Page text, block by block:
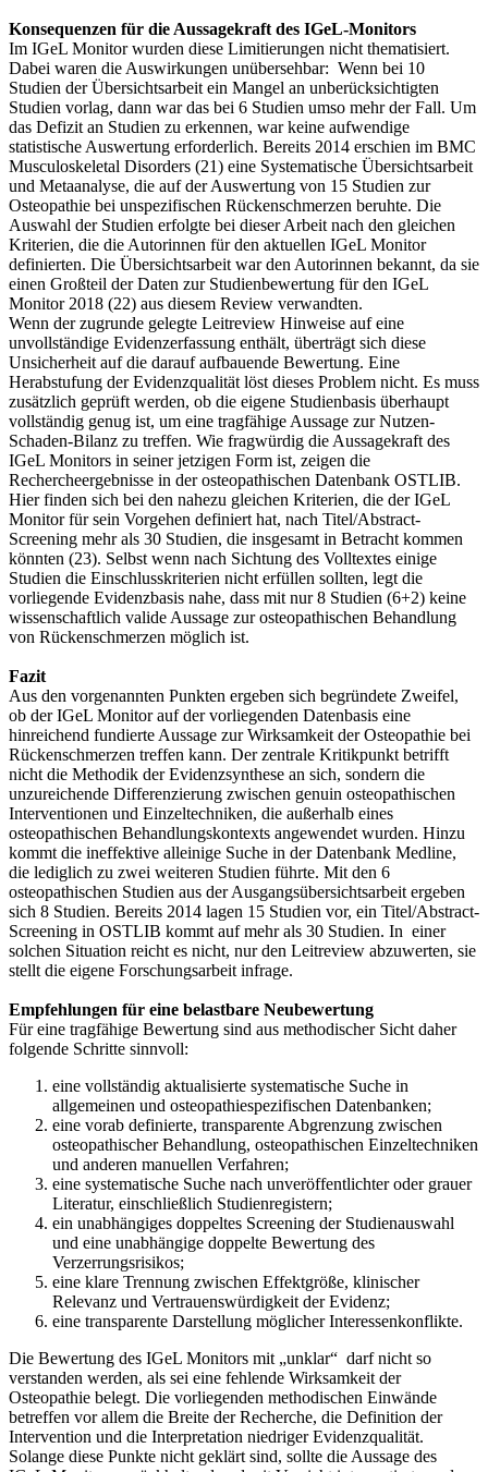
Konsequenzen für die Aussagekraft des IGeL-Monitors
Im IGeL Monitor wurden diese Limitierungen nicht thematisiert.
Dabei waren die Auswirkungen unübersehbar: Wenn bei 10
Studien der Übersichtsarbeit ein Mangel an unberücksichtigten
Studien vorlag, dann war das bei 6 Studien umso mehr der Fall. Um
das Defizit an Studien zu erkennen, war keine aufwendige
statistische Auswertung erforderlich. Bereits 2014 erschien im BMC
Musculoskeletal Disorders (21) eine Systematische Übersichtsarbeit
und Metaanalyse, die auf der Auswertung von 15 Studien zur
Osteopathie bei unspezifischen Rückenschmerzen beruhte. Die
Auswahl der Studien erfolgte bei dieser Arbeit nach den gleichen
Kriterien, die die Autorinnen für den aktuellen IGeL Monitor
definierten. Die Übersichtsarbeit war den Autorinnen bekannt, da sie
einen Großteil der Daten zur Studienbewertung für den IGeL
Monitor 2018 (22) aus diesem Review verwandten.
Wenn der zugrunde gelegte Leitreview Hinweise auf eine
unvollständige Evidenzerfassung enthält, überträgt sich diese
Unsicherheit auf die darauf aufbauende Bewertung. Eine
Herabstufung der Evidenzqualität löst dieses Problem nicht. Es muss
zusätzlich geprüft werden, ob die eigene Studienbasis überhaupt
vollständig genug ist, um eine tragfähige Aussage zur Nutzen-
Schaden-Bilanz zu treffen. Wie fragwürdig die Aussagekraft des
IGeL Monitors in seiner jetzigen Form ist, zeigen die
Rechercheergebnisse in der osteopathischen Datenbank OSTLIB.
Hier finden sich bei den nahezu gleichen Kriterien, die der IGeL
Monitor für sein Vorgehen definiert hat, nach Titel/Abstract-
Screening mehr als 30 Studien, die insgesamt in Betracht kommen
könnten (23). Selbst wenn nach Sichtung des Volltextes einige
Studien die Einschlusskriterien nicht erfüllen sollten, legt die
vorliegende Evidenzbasis nahe, dass mit nur 8 Studien (6+2) keine
wissenschaftlich valide Aussage zur osteopathischen Behandlung
von Rückenschmerzen möglich ist.
Fazit
Aus den vorgenannten Punkten ergeben sich begründete Zweifel,
ob der IGeL Monitor auf der vorliegenden Datenbasis eine
hinreichend fundierte Aussage zur Wirksamkeit der Osteopathie bei
Rückenschmerzen treffen kann. Der zentrale Kritikpunkt betrifft
nicht die Methodik der Evidenzsynthese an sich, sondern die
unzureichende Differenzierung zwischen genuin osteopathischen
Interventionen und Einzeltechniken, die außerhalb eines
osteopathischen Behandlungskontexts angewendet wurden. Hinzu
kommt die ineffektive alleinige Suche in der Datenbank Medline,
die lediglich zu zwei weiteren Studien führte. Mit den 6
osteopathischen Studien aus der Ausgangsübersichtsarbeit ergeben
sich 8 Studien. Bereits 2014 lagen 15 Studien vor, ein Titel/Abstract-
Screening in OSTLIB kommt auf mehr als 30 Studien. In einer
solchen Situation reicht es nicht, nur den Leitreview abzuwerten, sie
stellt die eigene Forschungsarbeit infrage.
Empfehlungen für eine belastbare Neubewertung
Für eine tragfähige Bewertung sind aus methodischer Sicht daher
folgende Schritte sinnvoll:
eine vollständig aktualisierte systematische Suche in
allgemeinen und osteopathiespezifischen Datenbanken;
eine vorab definierte, transparente Abgrenzung zwischen
osteopathischer Behandlung, osteopathischen Einzeltechniken
und anderen manuellen Verfahren;
eine systematische Suche nach unveröffentlichter oder grauer
Literatur, einschließlich Studienregistern;
ein unabhängiges doppeltes Screening der Studienauswahl
und eine unabhängige doppelte Bewertung des
Verzerrungsrisikos;
eine klare Trennung zwischen Effektgröße, klinischer
Relevanz und Vertrauenswürdigkeit der Evidenz;
eine transparente Darstellung möglicher Interessenkonflikte.
Die Bewertung des IGeL Monitors mit „unklar“ darf nicht so
verstanden werden, als sei eine fehlende Wirksamkeit der
Osteopathie belegt. Die vorliegenden methodischen Einwände
betreffen vor allem die Breite der Recherche, die Definition der
Intervention und die Interpretation niedriger Evidenzqualität.
Solange diese Punkte nicht geklärt sind, sollte die Aussage des